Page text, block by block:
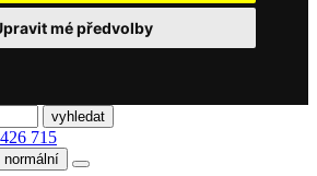
mé předvolby
715
normální